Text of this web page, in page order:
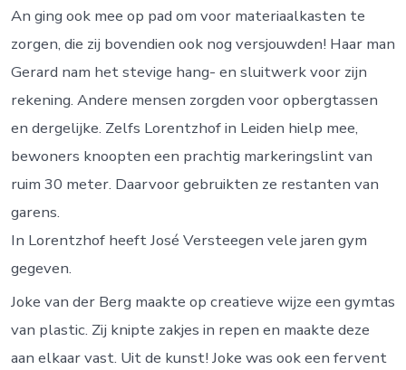
An ging ook mee op pad om voor materiaalkasten te
zorgen, die zij bovendien ook nog versjouwden! Haar man
Gerard nam het stevige hang- en sluitwerk voor zijn
rekening. Andere mensen zorgden voor opbergtassen
en dergelijke. Zelfs Lorentzhof in Leiden hielp mee,
bewoners knoopten een prachtig markeringslint van
ruim 30 meter. Daarvoor gebruikten ze restanten van
garens.
In Lorentzhof heeft José Versteegen vele jaren gym
gegeven.
Joke van der Berg maakte op creatieve wijze een gymtas
van plastic. Zij knipte zakjes in repen en maakte deze
aan elkaar vast. Uit de kunst! Joke was ook een fervent